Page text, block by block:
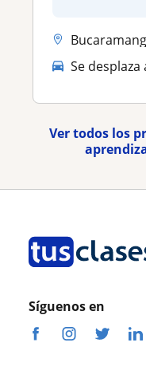
Bucaramanga,
Se
Ver todos los
Síguenos en